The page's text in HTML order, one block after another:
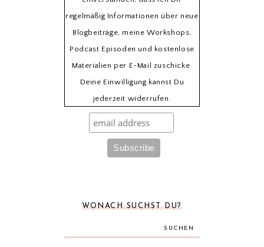
regelmäßig Informationen über neue
Blogbeiträge, meine Workshops,
Podcast Episoden und kostenlose
Materialien per E-Mail zuschicke.
Deine Einwilligung kannst Du
jederzeit widerrufen.
WONACH SUCHST DU?
SUCHEN